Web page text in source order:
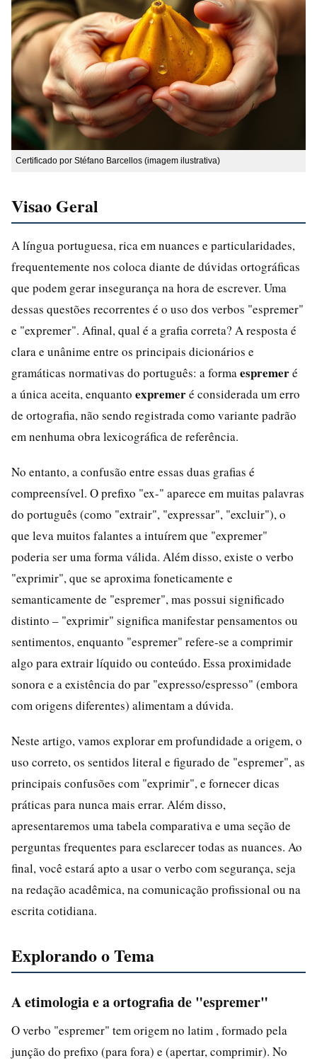
Certificado por Stéfano Barcellos (imagem ilustrativa)
Visao Geral
A língua portuguesa, rica em nuances e particularidades,
frequentemente nos coloca diante de dúvidas ortográficas
que podem gerar insegurança na hora de escrever. Uma
dessas questões recorrentes é o uso dos verbos "espremer"
e "expremer". Afinal, qual é a grafia correta? A resposta é
clara e unânime entre os principais dicionários e
gramáticas normativas do português: a forma espremeré
a única aceita, enquanto expremeré considerada um erro
de ortografia, não sendo registrada como variante padrão
em nenhuma obra lexicográfica de referência.
No entanto, a confusão entre essas duas grafias é
compreensível. O prefixo "ex-" aparece em muitas palavras
do português (como "extrair", "expressar", "excluir"), o
que leva muitos falantes a intuírem que "expremer"
poderia ser uma forma válida. Além disso, existe o verbo
"exprimir", que se aproxima foneticamente e
semanticamente de "espremer", mas possui significado
distinto – "exprimir" significa manifestar pensamentos ou
sentimentos, enquanto "espremer" refere-se a comprimir
algo para extrair líquido ou conteúdo. Essa proximidade
sonora e a existência do par "expresso/espresso" (embora
com origens diferentes) alimentam a dúvida.
Neste artigo, vamos explorar em profundidade a origem, o
uso correto, os sentidos literal e figurado de "espremer", as
principais confusões com "exprimir", e fornecer dicas
práticas para nunca mais errar. Além disso,
apresentaremos uma tabela comparativa e uma seção de
perguntas frequentes para esclarecer todas as nuances. Ao
final, você estará apto a usar o verbo com segurança, seja
na redação acadêmica, na comunicação profissional ou na
escrita cotidiana.
Explorando o Tema
A etimologia e a ortografia de "espremer"
O verbo "espremer" tem origem no latim , formado pela
junção do prefixo (para fora) e (apertar, comprimir). No